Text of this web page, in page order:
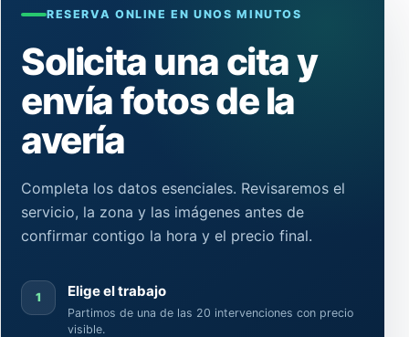
RESERVA ONLINE EN UNOS MINUTOS
Solicita una cita y
envía fotos de la
avería
Completa los datos esenciales. Revisaremos el
servicio, la zona y las imágenes antes de
confirmar contigo la hora y el precio final.
1 Elige el trabajo
Partimos de una de las 20 intervenciones con precio
visible.